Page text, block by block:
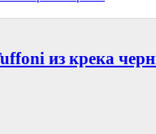
из крека